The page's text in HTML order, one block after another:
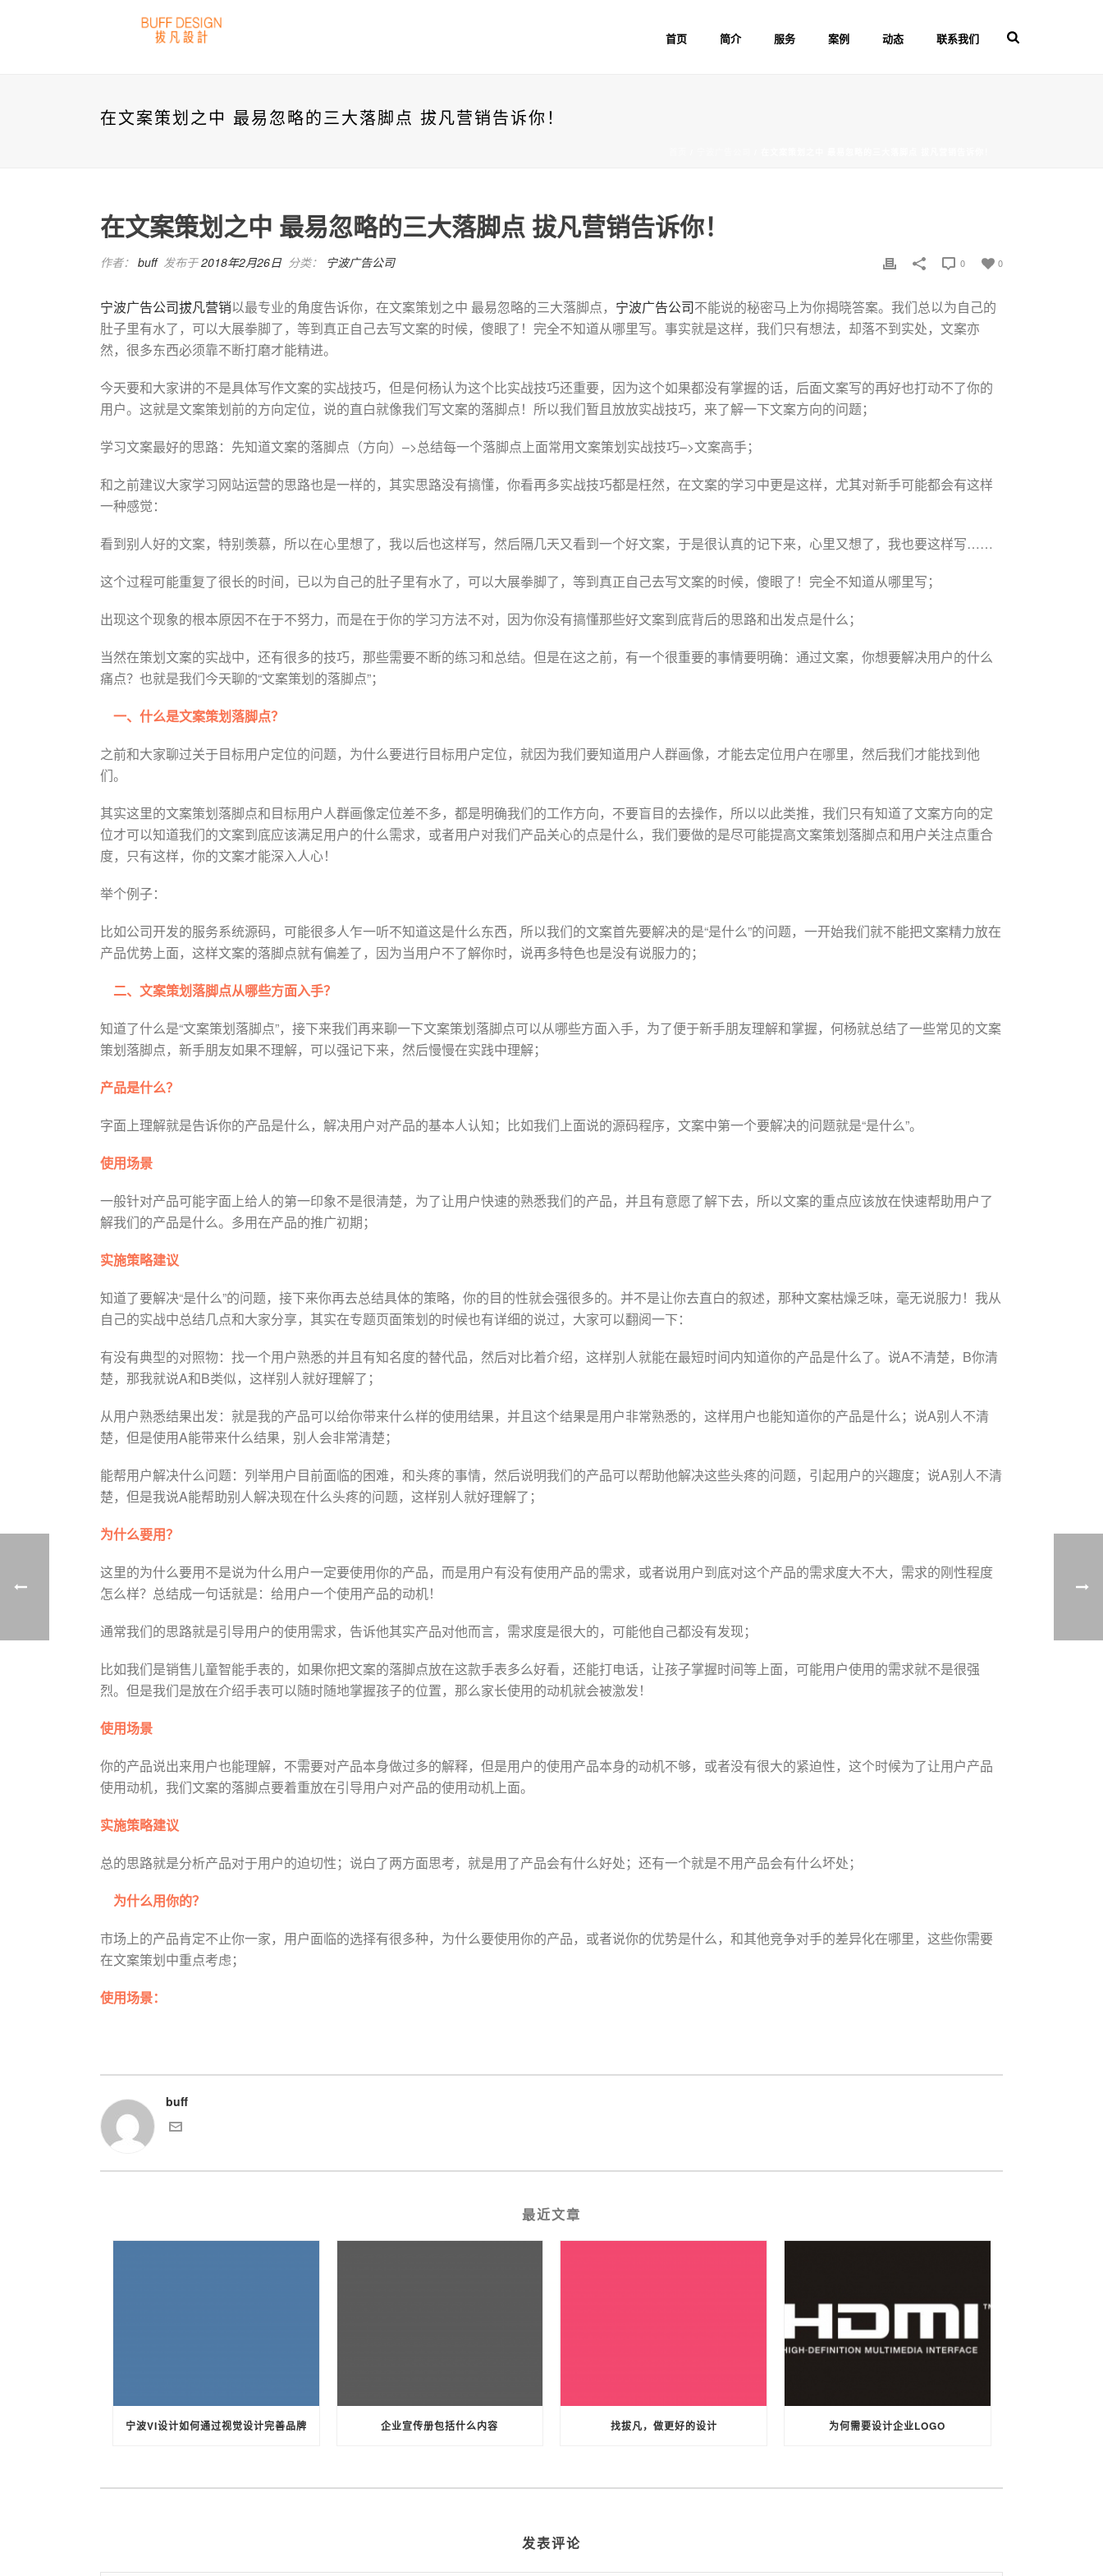
首页 简介 服务 案例 动态 联系我们
在文案策划之中 最易忽略的三大落脚点 拔凡营销告诉你！
在文案策划之中 最易忽略的三大落脚点 拔凡营销告诉你！
作者： buff 发布于2018年2月26日 分类： 宁波广告公司 0
0
宁波广告公司拔凡营销以最专业的角度告诉你，在文案策划之中 最易忽略的三大落脚点， 宁波广告公司不能说的秘密马上为你揭晓答案。我们总以为自己的
肚子里有水了，可以大展拳脚了，等到真正自己去写文案的时候，傻眼了！完全不知道从哪里写。事实就是这样，我们只有想法，却落不到实处，文案亦
然，很多东西必须靠不断打磨才能精进。
今天要和大家讲的不是具体写作文案的实战技巧，但是何杨认为这个比实战技巧还重要，因为这个如果都没有掌握的话，后面文案写的再好也打动不了你的
用户。这就是文案策划前的方向定位，说的直白就像我们写文案的落脚点！所以我们暂且放放实战技巧，来了解一下文案方向的问题；
学习文案最好的思路：先知道文案的落脚点（方向）–>总结每一个落脚点上面常用文案策划实战技巧–>文案高手；
和之前建议大家学习网站运营的思路也是一样的，其实思路没有搞懂，你看再多实战技巧都是枉然，在文案的学习中更是这样，尤其对新手可能都会有这样
一种感觉：
看到别人好的文案，特别羡慕，所以在心里想了，我以后也这样写，然后隔几天又看到一个好文案，于是很认真的记下来，心里又想了，我也要这样写……
这个过程可能重复了很长的时间，已以为自己的肚子里有水了，可以大展拳脚了，等到真正自己去写文案的时候，傻眼了！完全不知道从哪里写；
出现这个现象的根本原因不在于不努力，而是在于你的学习方法不对，因为你没有搞懂那些好文案到底背后的思路和出发点是什么；
当然在策划文案的实战中，还有很多的技巧，那些需要不断的练习和总结。但是在这之前，有一个很重要的事情要明确：通过文案，你想要解决用户的什么
痛点？也就是我们今天聊的“文案策划的落脚点”；
一、什么是文案策划落脚点？
之前和大家聊过关于目标用户定位的问题，为什么要进行目标用户定位，就因为我们要知道用户人群画像，才能去定位用户在哪里，然后我们才能找到他
们。
其实这里的文案策划落脚点和目标用户人群画像定位差不多，都是明确我们的工作方向，不要盲目的去操作，所以以此类推，我们只有知道了文案方向的定
位才可以知道我们的文案到底应该满足用户的什么需求，或者用户对我们产品关心的点是什么，我们要做的是尽可能提高文案策划落脚点和用户关注点重合
度，只有这样，你的文案才能深入人心！
举个例子：
比如公司开发的服务系统源码，可能很多人乍一听不知道这是什么东西，所以我们的文案首先要解决的是“是什么”的问题，一开始我们就不能把文案精力放在
产品优势上面，这样文案的落脚点就有偏差了，因为当用户不了解你时，说再多特色也是没有说服力的；
二、文案策划落脚点从哪些方面入手？
知道了什么是“文案策划落脚点”，接下来我们再来聊一下文案策划落脚点可以从哪些方面入手，为了便于新手朋友理解和掌握，何杨就总结了一些常见的文案
策划落脚点，新手朋友如果不理解，可以强记下来，然后慢慢在实践中理解；
产品是什么？
字面上理解就是告诉你的产品是什么，解决用户对产品的基本人认知；比如我们上面说的源码程序，文案中第一个要解决的问题就是“是什么”。
使用场景
一般针对产品可能字面上给人的第一印象不是很清楚，为了让用户快速的熟悉我们的产品，并且有意愿了解下去，所以文案的重点应该放在快速帮助用户了
解我们的产品是什么。多用在产品的推广初期；
实施策略建议
知道了要解决“是什么”的问题，接下来你再去总结具体的策略，你的目的性就会强很多的。并不是让你去直白的叙述，那种文案枯燥乏味，毫无说服力！我从
自己的实战中总结几点和大家分享，其实在专题页面策划的时候也有详细的说过，大家可以翻阅一下：
有没有典型的对照物：找一个用户熟悉的并且有知名度的替代品，然后对比着介绍，这样别人就能在最短时间内知道你的产品是什么了。说A不清楚，B你清
楚，那我就说A和B类似，这样别人就好理解了；
从用户熟悉结果出发：就是我的产品可以给你带来什么样的使用结果，并且这个结果是用户非常熟悉的，这样用户也能知道你的产品是什么；说A别人不清
楚，但是使用A能带来什么结果，别人会非常清楚；
能帮用户解决什么问题：列举用户目前面临的困难，和头疼的事情，然后说明我们的产品可以帮助他解决这些头疼的问题，引起用户的兴趣度；说A别人不清
楚，但是我说A能帮助别人解决现在什么头疼的问题，这样别人就好理解了；
为什么要用？
这里的为什么要用不是说为什么用户一定要使用你的产品，而是用户有没有使用产品的需求，或者说用户到底对这个产品的需求度大不大，需求的刚性程度
怎么样？总结成一句话就是：给用户一个使用产品的动机！
通常我们的思路就是引导用户的使用需求，告诉他其实产品对他而言，需求度是很大的，可能他自己都没有发现；
比如我们是销售儿童智能手表的，如果你把文案的落脚点放在这款手表多么好看，还能打电话，让孩子掌握时间等上面，可能用户使用的需求就不是很强
烈。但是我们是放在介绍手表可以随时随地掌握孩子的位置，那么家长使用的动机就会被激发！
使用场景
你的产品说出来用户也能理解，不需要对产品本身做过多的解释，但是用户的使用产品本身的动机不够，或者没有很大的紧迫性，这个时候为了让用户产品
使用动机，我们文案的落脚点要着重放在引导用户对产品的使用动机上面。
实施策略建议
总的思路就是分析产品对于用户的迫切性；说白了两方面思考，就是用了产品会有什么好处；还有一个就是不用产品会有什么坏处；
为什么用你的？
市场上的产品肯定不止你一家，用户面临的选择有很多种，为什么要使用你的产品，或者说你的优势是什么，和其他竞争对手的差异化在哪里，这些你需要
在文案策划中重点考虑；
使用场景：
buff
最近文章
宁波VI设计如何通过视觉设计完善品牌 企业宣传册包括什么内容 找拔凡，做更好的设计 为何需要设计企业LOGO
发表评论